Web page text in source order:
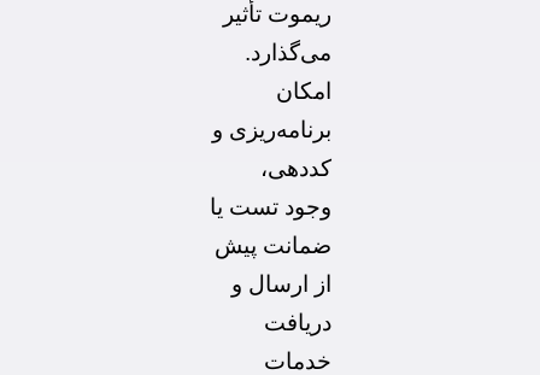
ریموت تأثیر
می‌گذارد.
امکان
برنامه‌ریزی و
کددهی،
وجود تست یا
ضمانت پیش
از ارسال و
دریافت
خدمات